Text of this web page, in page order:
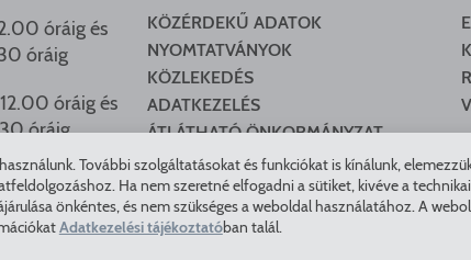
óráig és
óráig
óráig és
óráig
KÖZÉRDEKŰ ADATOK
NYOMTATVÁNYOK
KÖZLEKEDÉS
ADATKEZELÉS
ÁTLÁTHATÓ ÖNKORMÁNYZAT
COOKIE BEÁLLÍTÁSOK
További szolgáltatásokat és funkciókat is kínálunk,
Ha nem szeretné elfogadni a sütiket, kivéve a
önkéntes, és nem szükséges a weboldal használatához. A
Adatkezelési tájékoztatóban talál.